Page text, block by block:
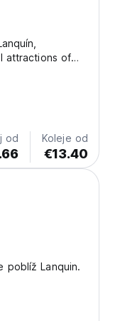
attractions of
a variety of
od Koleje od
€13.40
poblíž Lanquin.